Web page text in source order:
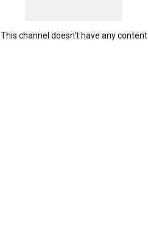
This channel doesn't have any content